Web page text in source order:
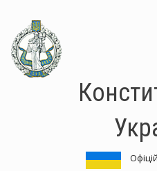
основного
матеріалу